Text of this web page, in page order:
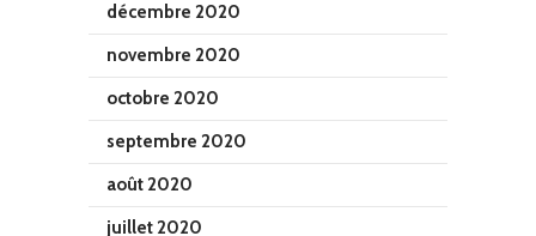
décembre 2020
novembre 2020
octobre 2020
septembre 2020
août 2020
juillet 2020